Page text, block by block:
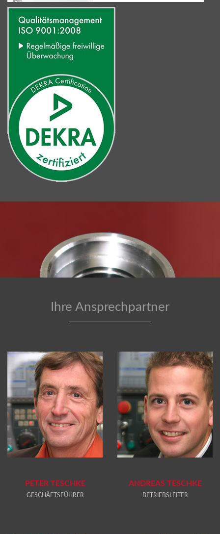
Ihre Ansprechpartner
PETER TESCHKE
GESCHÄFTSFÜHRER
ANDREAS TESCHKE
BETRIEBSLEITER